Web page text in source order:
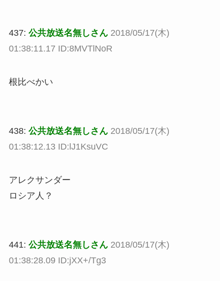
437: 公共放送名無しさん 2018/05/17(木)
01:38:11.17 ID:8MVTlNoR
根比べかい
438: 公共放送名無しさん 2018/05/17(木)
01:38:12.13 ID:lJ1KsuVC
アレクサンダー
ロシア人？
441: 公共放送名無しさん 2018/05/17(木)
01:38:28.09 ID:jXX+/Tg3